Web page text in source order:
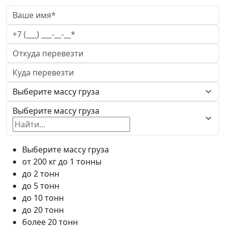
Выберите массу груза
Выберите массу груза
от 200 кг до 1 тонны
до 2 тонн
до 5 тонн
до 10 тонн
до 20 тонн
более 20 тонн